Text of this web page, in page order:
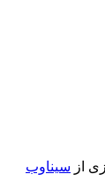
از سیناوب